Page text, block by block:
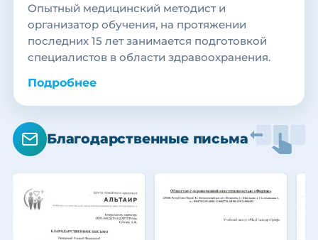
Опытный медицинский методист и
организатор обучения, на протяжении
последних 15 лет занимается подготовкой
специалистов в области здравоохранения.
Подробнее
Благодарственные письма